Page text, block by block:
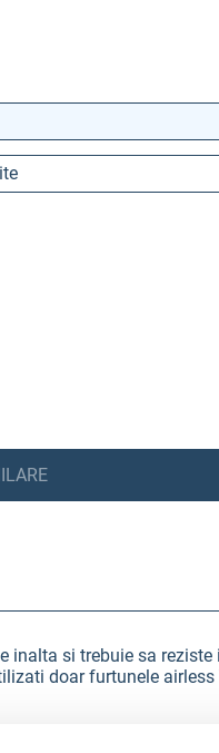
inalta si trebuie sa
doar furtunele airless